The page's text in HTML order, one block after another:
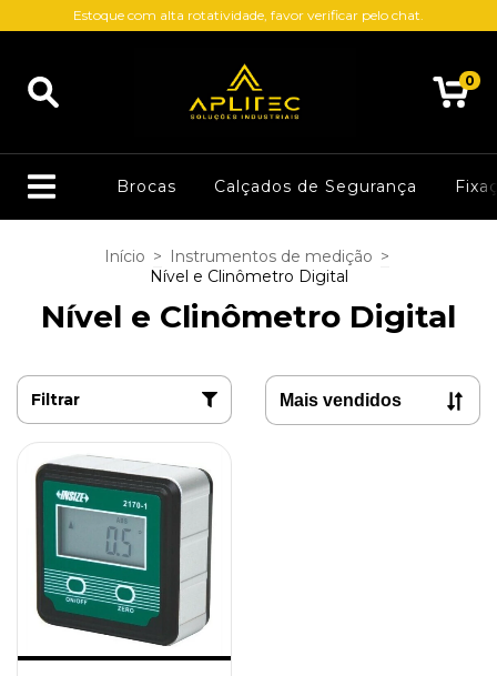
Estoque com alta rotatividade, favor verificar pelo chat.
0
Brocas Calçados de Segurança
Início > Instrumentos de medição >
Nível e Clinômetro Digital
Nível e Clinômetro Digital
Filtrar